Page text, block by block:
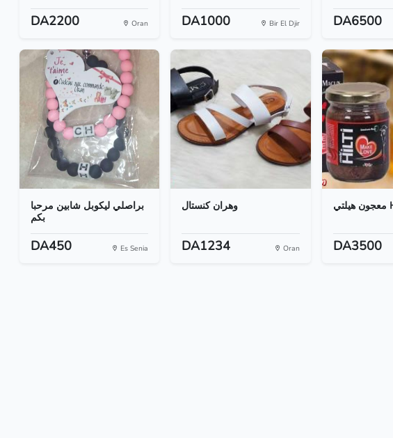
DA2200 Oran DA1000 Bir El Djir DA6500
براصلي ليكوبل شابين مرحبا
بكم
DA450 Es Senia
وهران كنستال
DA1234 Oran DA3500